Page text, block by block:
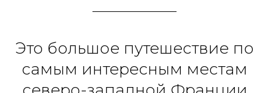
Это большое путешествие по
самым интересным местам